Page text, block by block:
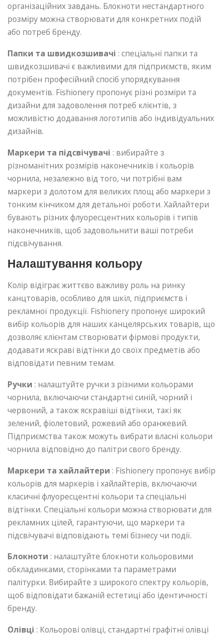
організаційних завдань. Блокноти нестандартного
розміру можна створювати для конкретних подій
або потреб бренду.
Папки та швидкозшивачі : спеціальні папки та
швидкозшивачі є важливими для підприємств, яким
потрібен професійний спосіб упорядкування
документів. Fishionery пропонує різні розміри та
дизайни для задоволення потреб клієнтів, з
можливістю додавання логотипів або індивідуальних
дизайнів.
Маркери та підсвічувачі : вибирайте з
різноманітних розмірів наконечників і кольорів
чорнила, незалежно від того, чи потрібні вам
маркери з долотом для великих площ або маркери з
тонким кінчиком для детальної роботи. Хайлайтери
бувають різних флуоресцентних кольорів і типів
наконечників, щоб задовольнити ваші потреби
підсвічування.
Налаштування кольору
Колір відіграє життєво важливу роль на ринку
канцтоварів, особливо для шкіл, підприємств і
рекламної продукції. Fishionery пропонує широкий
вибір кольорів для наших канцелярських товарів, що
дозволяє клієнтам створювати фірмові продукти,
додавати яскраві відтінки до своїх предметів або
відповідати певним темам.
Ручки : налаштуйте ручки з різними кольорами
чорнила, включаючи стандартні синій, чорний і
червоний, а також яскравіші відтінки, такі як
зелений, фіолетовий, рожевий або оранжевий.
Підприємства також можуть вибрати власні кольори
чорнила відповідно до палітри свого бренду.
Маркери та хайлайтери : Fishionery пропонує вибір
кольорів для маркерів і хайлайтерів, включаючи
класичні флуоресцентні кольори та спеціальні
відтінки. Спеціальні кольори можна створювати для
рекламних цілей, гарантуючи, що маркери та
підсвічувачі відповідають темі бізнесу чи події.
Блокноти : налаштуйте блокноти кольоровими
обкладинками, сторінками та параметрами
палітурки. Вибирайте з широкого спектру кольорів,
щоб відповідати бажаній естетиці або ідентичності
бренду.
Олівці : Кольорові олівці, стандартні графітні олівці